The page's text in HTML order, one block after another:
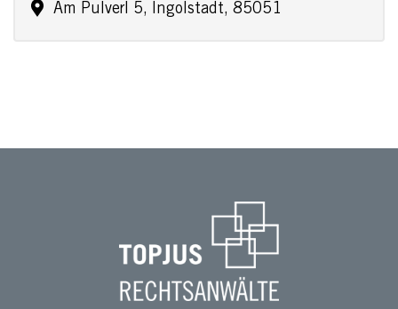
Am Pulverl 5, Ingolstadt, 85051